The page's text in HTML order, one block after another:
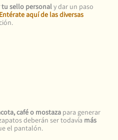
sello personaly dar un paso
Entérate aquí de las diversas
café o mostazapara generar
deberán ser todavía más
el pantalón.